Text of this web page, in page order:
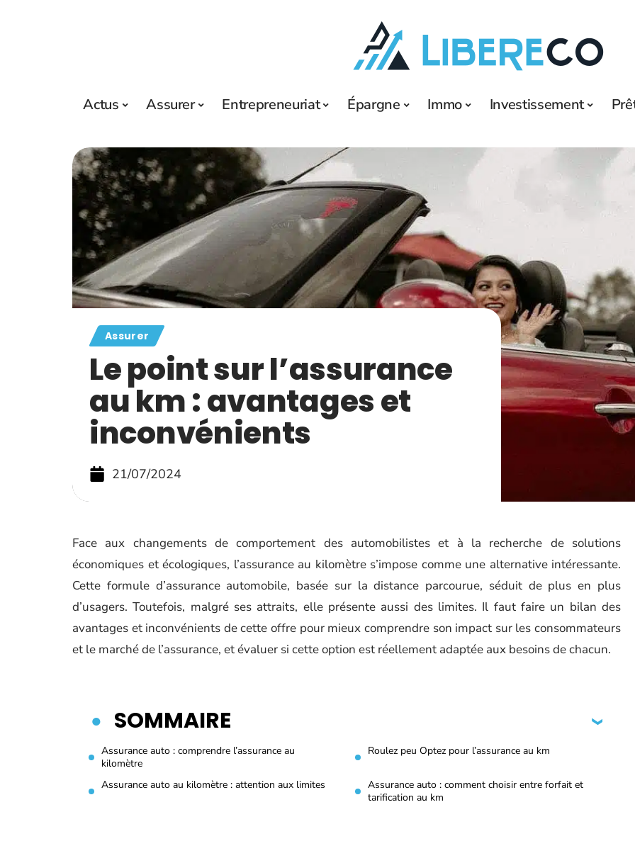
Actus Assurer Entrepreneuriat Épargne Immo Investissement
Assurer
Le point sur l’assurance
au km : avantages et
inconvénients
21/07/2024
Face aux changements de comportement des automobilistes et à la recherche de solutions
économiques et écologiques, l’assurance au kilomètre s’impose comme une alternative intéressante.
Cette formule d’assurance automobile, basée sur la distance parcourue, séduit de plus en plus
d’usagers. Toutefois, malgré ses attraits, elle présente aussi des limites. Il faut faire un bilan des
avantages et inconvénients de cette offre pour mieux comprendre son impact sur les consommateurs
et le marché de l’assurance, et évaluer si cette option est réellement adaptée aux besoins de chacun.
SOMMAIRE
Assurance auto : comprendre l’assurance au
kilomètre
Roulez peu Optez pour l’assurance au km
Assurance auto au kilomètre : attention aux limites
Assurance auto : comment choisir entre forfait et
tarification au km